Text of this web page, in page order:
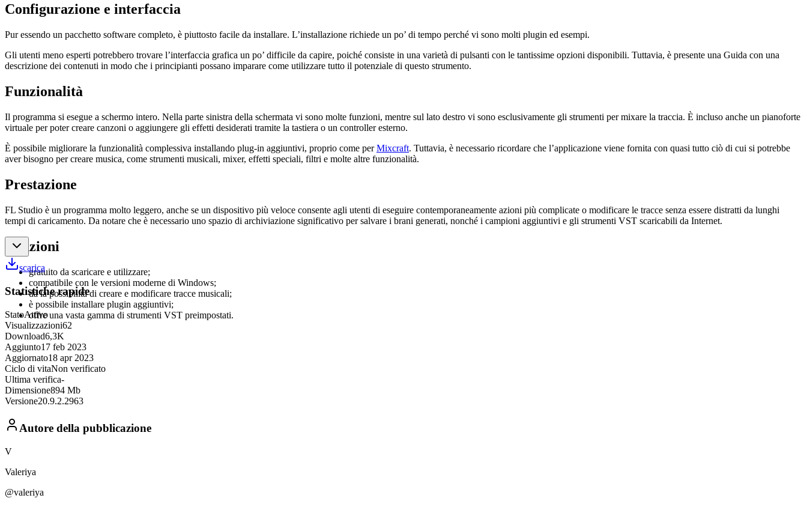
Configurazione e interfaccia
Pur essendo un pacchetto software completo, è piuttosto facile da installare. L’installazione richiede un po’ di tempo perché vi sono molti plugin ed esempi.
Gli utenti meno esperti potrebbero trovare l’interfaccia grafica un po’ difficile da capire, poiché consiste in una varietà di pulsanti con le tantissime opzioni disponibili. Tuttavia, è presente una Guida con una
descrizione dei contenuti in modo che i principianti possano imparare come utilizzare tutto il potenziale di questo strumento.
Funzionalità
Il programma si esegue a schermo intero. Nella parte sinistra della schermata vi sono molte funzioni, mentre sul lato destro vi sono esclusivamente gli strumenti per mixare la traccia. È incluso anche un pianoforte
virtuale per poter creare canzoni o aggiungere gli effetti desiderati tramite la tastiera o un controller esterno.
È possibile migliorare la funzionalità complessiva installando plug-in aggiuntivi, proprio come perMixcraft. Tuttavia, è necessario ricordare che l’applicazione viene fornita con quasi tutto ciò di cui si potrebbe
aver bisogno per creare musica, come strumenti musicali, mixer, effetti speciali, filtri e molte altre funzionalità.
Prestazione
FL Studio è un programma molto leggero, anche se un dispositivo più veloce consente agli utenti di eseguire contemporaneamente azioni più complicate o modificare le tracce senza essere distratti da lunghi
tempi di caricamento. Da notare che è necessario uno spazio di archiviazione significativo per salvare i brani generati, nonché i campioni aggiuntivi e gli strumenti VST scaricabili da Internet.
Funzioni
gratuito da scaricare e utilizzare;
compatibile con le versioni moderne di Windows;
dà la possibilità di creare e modificare tracce musicali;
è possibile installare plugin aggiuntivi;
offre una vasta gamma di strumenti VST preimpostati.
scarica
Statistiche rapide
StatoAttivo
Visualizzazioni62
Download6,3K
Aggiunto17 feb 2023
Aggiornato18 apr 2023
Ciclo di vitaNon verificato
Ultima verifica-
Dimensione894 Mb
Versione20.9.2.2963
Autore della pubblicazione
V
Valeriya
@valeriya